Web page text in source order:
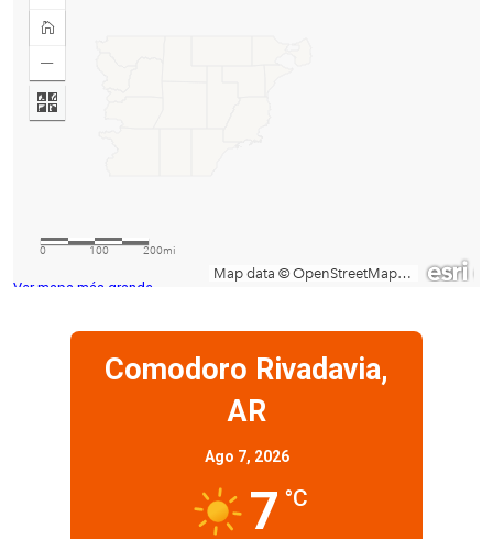
Ver mapa más grande
Comodoro Rivadavia,
AR
Ago 7, 2026
7 °C